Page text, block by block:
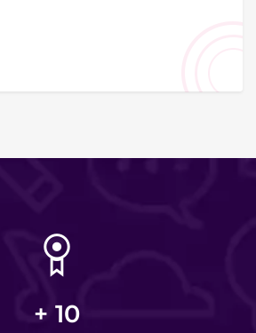
+ 10